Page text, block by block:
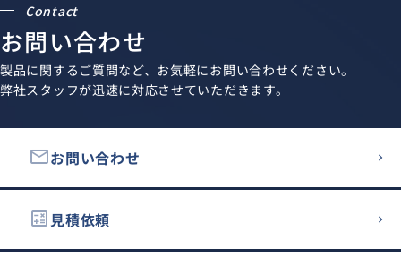
Contact
お問い合わせ
製品に関するご質問など、お気軽にお問い合わせください。
弊社スタッフが迅速に対応させていただきます。
emailお問い合わせ
calculate 見積依頼